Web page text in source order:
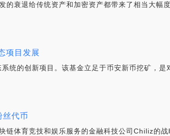
的衰退给传统资产和加密资产都带来了相当大幅
项目发展
统的创新项目。该基金立足于币安新币挖矿，是
丝代币
链体育竞技和娱乐服务的金融科技公司Chiliz的